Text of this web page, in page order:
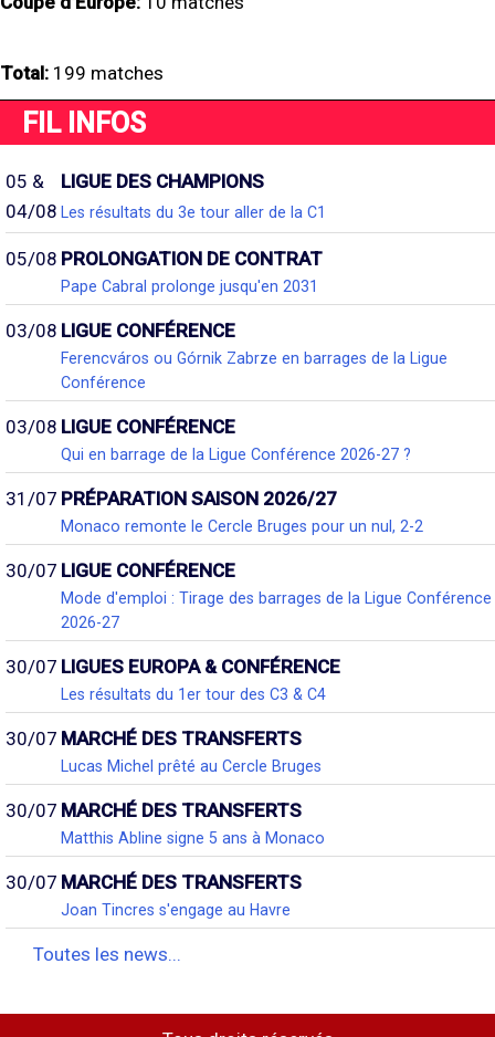
Total: 199 matches
FIL INFOS
05 &
04/08
LIGUE DES CHAMPIONS
Les résultats du 3e tour aller de la C1
05/08 PROLONGATION DE CONTRAT
Pape Cabral prolonge jusqu'en 2031
03/08 LIGUE CONFÉRENCE
Ferencváros ou Górnik Zabrze en barrages de la Ligue
Conférence
03/08 LIGUE CONFÉRENCE
Qui en barrage de la Ligue Conférence 2026-27 ?
31/07 PRÉPARATION SAISON 2026/27
Monaco remonte le Cercle Bruges pour un nul, 2-2
30/07 LIGUE CONFÉRENCE
Mode d'emploi : Tirage des barrages de la Ligue Conférence
2026-27
30/07 LIGUES EUROPA & CONFÉRENCE
Les résultats du 1er tour des C3 & C4
30/07 MARCHÉ DES TRANSFERTS
Lucas Michel prêté au Cercle Bruges
30/07 MARCHÉ DES TRANSFERTS
Matthis Abline signe 5 ans à Monaco
30/07 MARCHÉ DES TRANSFERTS
Joan Tincres s'engage au Havre
Toutes les news...